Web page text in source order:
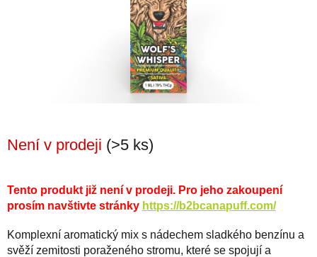
Není v prodeji (>5 ks)
Tento produkt již není v prodeji. Pro jeho zakoupení
prosím navštivte stránky https://b2bcanapuff.com/
Komplexní aromatický mix s nádechem sladkého benzínu a
svěží zemitosti poraženého stromu, které se spojují a